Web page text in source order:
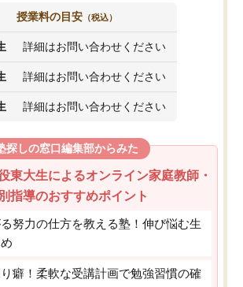
授業料の目安 （税込）
詳細はお問い合わせください
詳細はお問い合わせください
詳細はお問い合わせください
探しの窓口編集部からみた
東大生によるオンライン家庭教師・
指導のおすすめポイント
努力の仕方を教える塾！伸び悩む生
癖！柔軟な受講計画で勉強習慣の確